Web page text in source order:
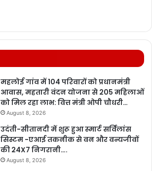
महलोई गांव में 104 परिवारों को प्रधानमंत्री
आवास, महतारी वंदन योजना से 205 महिलाओं
को मिल रहा लाभ: वित्त मंत्री ओपी चौधरी…
August 8, 2026
उदंती-सीतानदी में शुरू हुआ स्मार्ट सर्विलांस
सिस्टम -एआई तकनीक से वन और वन्यजीवों
की 24X7 निगरानी….
August 8, 2026